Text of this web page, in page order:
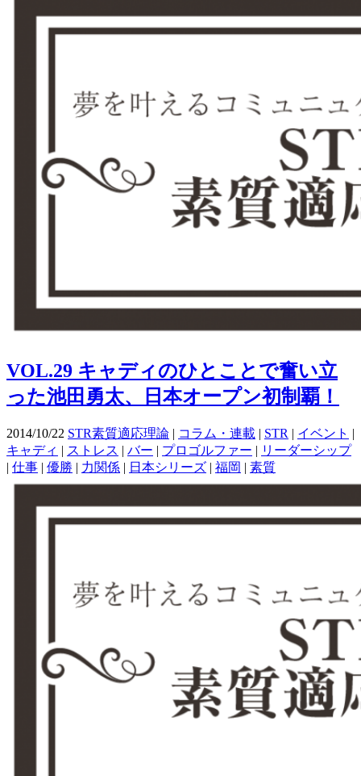
VOL.29 キャディのひとことで奮い立
った池田勇太、日本オープン初制覇！
2014/10/22 STR素質適応理論 | コラム・連載 | STR | イベント |
キャディ | ストレス | バー | プロゴルファー | リーダーシップ
| 仕事 | 優勝 | 力関係 | 日本シリーズ | 福岡 | 素質